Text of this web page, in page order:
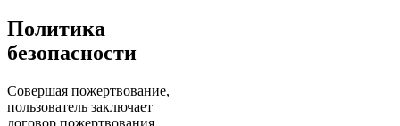
Политика
безопасности
Совершая пожертвование,
пользователь заключает
договор пожертвования